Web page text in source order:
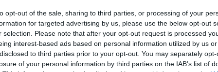
opt-out of the sale, sharing to third parties, or processing of your
for targeted advertising by us, please use the below opt-out
selection. Please note that after your opt-out request is processed
interest-based ads based on personal information utilized by us
to third parties prior to your opt-out. You may separately
of your personal information by third parties on the IAB’s list of
για1.525.188εξαρτώμενα τέκνα,
σε219.737.550 ευρώ. Το ποσό θα
στην ημέρα στους τραπεζικούς